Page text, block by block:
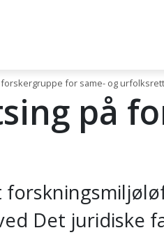
for same- og urfolksrett
på
Det juridiske